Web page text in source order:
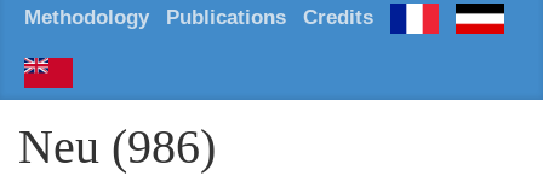
Methodology Publications Credits
Neu (986)